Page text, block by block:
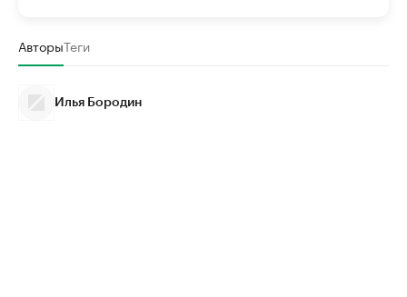
АвторыТеги
Илья Бородин